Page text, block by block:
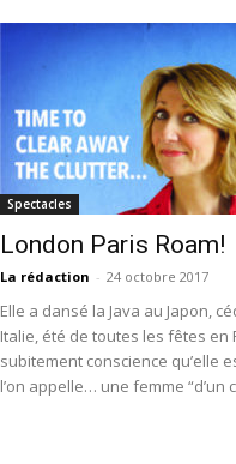
Spectacles
London Paris Roam!
La rédaction - 24 octobre 2017
Elle a dansé la Java au Japon,
Italie, été de toutes les fêtes en
subitement conscience qu’elle
l’on appelle… une femme “d’un